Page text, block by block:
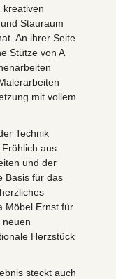
kreativen
Stauraum
An ihrer Seite
Stütze von A
mit vollem
Technik
aus
und der
Basis für das
Möbel Ernst für
neuen
Herzstück
steckt auch